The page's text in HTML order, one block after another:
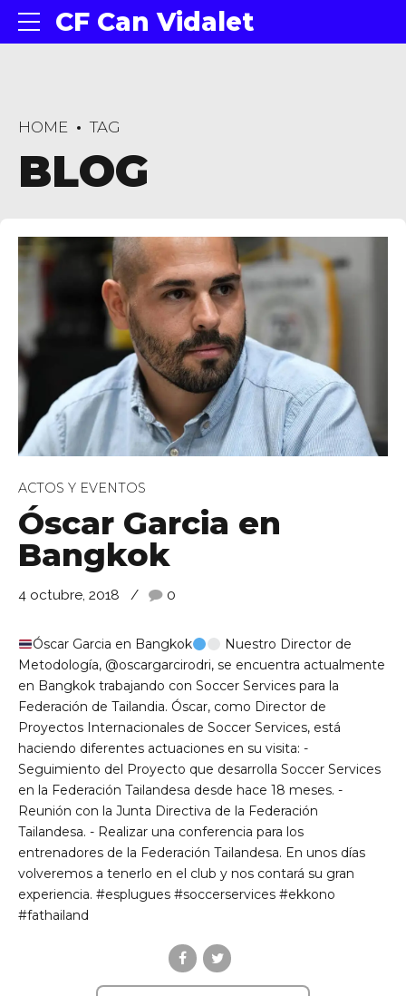
CF Can Vidalet
HOME TAG
BLOG
ACTOS Y EVENTOS
Óscar Garcia en
Bangkok
4 octubre, 2018 0
Óscar Garcia en Bangkok
Nuestro Director de
Metodología, @oscargarcirodri, se encuentra actualmente
en Bangkok trabajando con Soccer Services para la
Federación de Tailandia. Óscar, como Director de
Proyectos Internacionales de Soccer Services, está
haciendo diferentes actuaciones en su visita: -
Seguimiento del Proyecto que desarrolla Soccer Services
en la Federación Tailandesa desde hace 18 meses. -
Reunión con la Junta Directiva de la Federación
Tailandesa. - Realizar una conferencia para los
entrenadores de la Federación Tailandesa. En unos días
volveremos a tenerlo en el club y nos contará su gran
experiencia. #esplugues #soccerservices #ekkono
#fathailand